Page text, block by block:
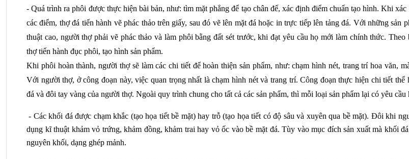
- Quá trình ra phôi được thực hiện bài bản, như: tìm mặt phẳng để tạo chân đế, xác định điểm chuẩn tạo hình. Khi
các điểm, thợ đá tiến hành vẽ phác thảo trên giấy, sau đó vẽ lên mặt đá hoặc in trực tiếp lên tảng đá. Với những sản
thuật cao, người thợ phải vẽ phác thảo và làm phôi bằng đất sét trước, khi đạt yêu cầu họ mới làm chính thức. Theo
thợ tiến hành đục phôi, tạo hình sản phẩm.
Khi phôi hoàn thành, người thợ sẽ làm các chi tiết để hoàn thiện sản phẩm, như: chạm hình nét, trang trí hoa văn,
Với người thợ, ở công đoạn này, việc quan trọng nhất là chạm hình nét và trang trí. Công đoạn thực hiện chi tiết thể
đá và đôi tay vàng của người thợ. Ngoài quy trình chung cho tất cả các sản phẩm, thì mỗi loại sản phẩm lại có yêu cầu
- Các khối đá được chạm khắc (tạo họa tiết bề mặt) hay trỗ (tạo họa tiết có độ sâu và xuyên qua bề mặt). Đôi khi
dụng kĩ thuật khảm vỏ trứng, khảm đồng, khảm trai hay vỏ ốc vào bề mặt đá. Tùy vào mục đích sản xuất mà khối
nguyên khối, dạng ghép mảnh.